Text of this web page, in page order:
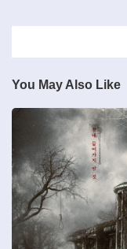
You May Also Like